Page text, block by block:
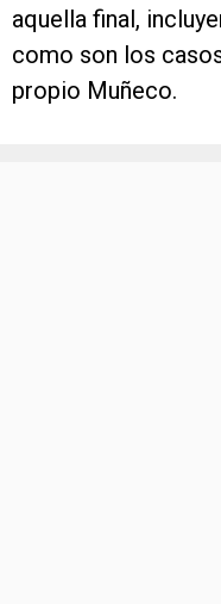
aquella final,
como son los
propio Muñeco.